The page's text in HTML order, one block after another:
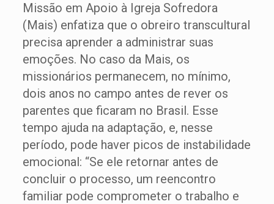
Missão em Apoio à Igreja Sofredora
(Mais) enfatiza que o obreiro transcultural
precisa aprender a administrar suas
emoções. No caso da Mais, os
missionários permanecem, no mínimo,
dois anos no campo antes de rever os
parentes que ficaram no Brasil. Esse
tempo ajuda na adaptação, e, nesse
período, pode haver picos de instabilidade
emocional: “Se ele retornar antes de
concluir o processo, um reencontro
familiar pode comprometer o trabalho e